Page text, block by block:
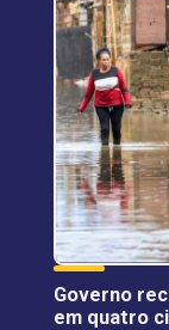
Governo
em quatro